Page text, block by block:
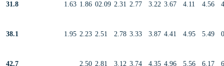
31.8 1.63 1.86 02.09 2.31 2.77 3.22 3.67 4.11 4.56
38.1 1.95 2.23 2.51 2.78 3.33 3.87 4.41 4.95 5.49
42.7 2.50 2.81 3.12 3.74 4.35 4.96 5.56 6.17